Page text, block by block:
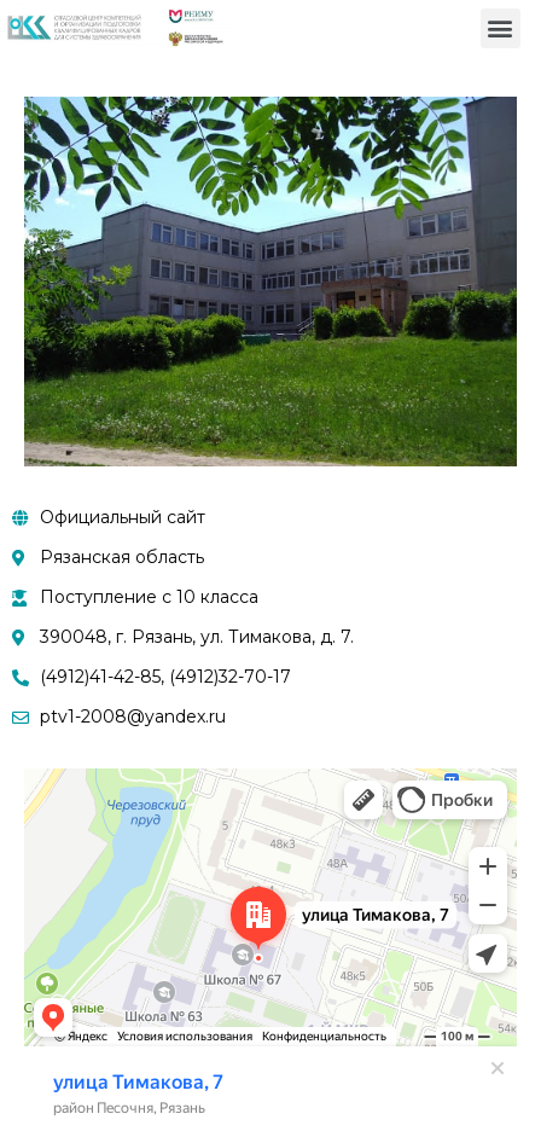
Официальный сайт
Рязанская область
Поступление с 10 класса
390048, г. Рязань, ул. Тимакова, д. 7.
(4912)41-42-85, (4912)32-70-17
ptv1-2008@yandex.ru
Рязань
Улица Тимакова, 7 — Яндекс.Карты